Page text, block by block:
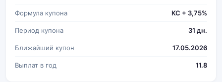
Формула купона КС + 3,75%
Период купона 31 дн.
Ближайший купон 17.05.2026
Выплат в год 11.8